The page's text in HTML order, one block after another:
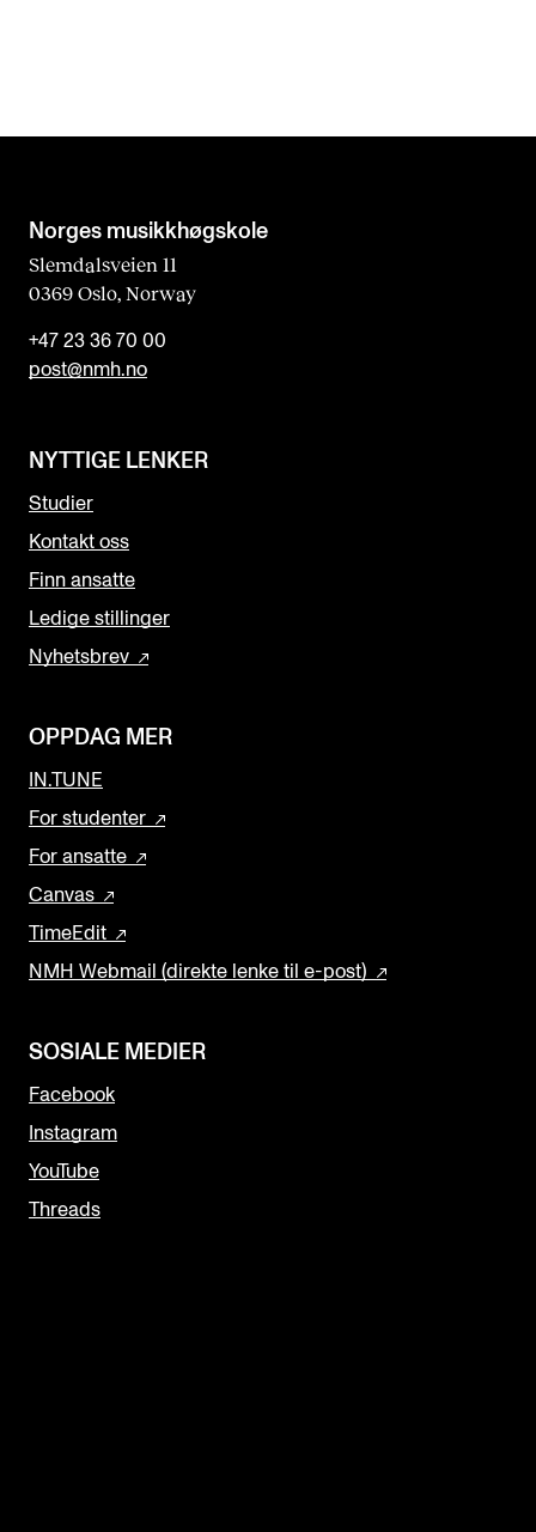
Norges musikk­høgskole
Slemdalsveien 11
0369 Oslo, Norway
+47 23 36 70 00
post@nmh.no
NYTTIGE LENKER
Studier
Kontakt oss
Finn ansatte
Ledige stillinger
Nyhetsbrev
OPPDAG MER
IN.TUNE
For studenter
For ansatte
Canvas
TimeEdit
NMH Webmail (direkte lenke til e-post)
SOSIALE MEDIER
Facebook
Instagram
YouTube
Threads